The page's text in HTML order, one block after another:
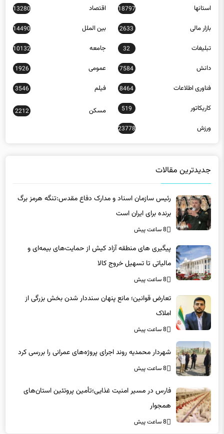
استانها 18797 اقتصاد 13280
بازار مالی 2633 بین الملل 14490
تبلیغات 32 جامعه 10132
دانش 7584 عمومی 1926
فناوری اطلاعات 8464 فیلم 3546
کاریکاتور 519 مسکن 2212
ورزش 23778
جدیدترین مقالات
رئیس سازمان اسناد و مدارک دفاع مقدس:تنگه هرمز برگ
برنده برای ایران است
8 ساعت پیش
پیگیری های منطقه آزاد کیش از حمایت‌های بیمه‌ای و
مالیاتی تا تسهیل خروج کالا
8 ساعت پیش
تعارض قوانین؛ مانع پنهان سنددار شدن بخش بزرگی از
املاک
8 ساعت پیش
شهردار محمدیه روند اجرای پروژه‌های عمرانی را بررسی کرد
8 ساعت پیش
فارس در مسیر امنیت غذایی؛تأمین‌ پروتئین استان‌های
همجوار
8 ساعت پیش